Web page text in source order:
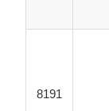
8191